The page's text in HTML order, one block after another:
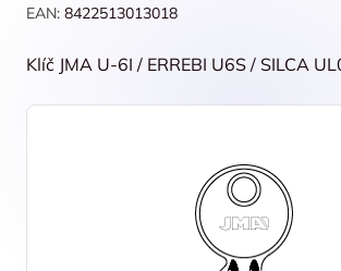
EAN: 8422513013018
Klíč JMA U-6I / ERREBI U6S / SILCA